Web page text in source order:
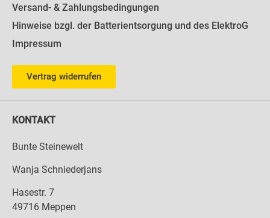
Versand- & Zahlungsbedingungen
Hinweise bzgl. der Batterientsorgung und des ElektroG
Impressum
Vertrag widerrufen
KONTAKT
Bunte Steinewelt
Wanja Schniederjans
Hasestr. 7
49716 Meppen